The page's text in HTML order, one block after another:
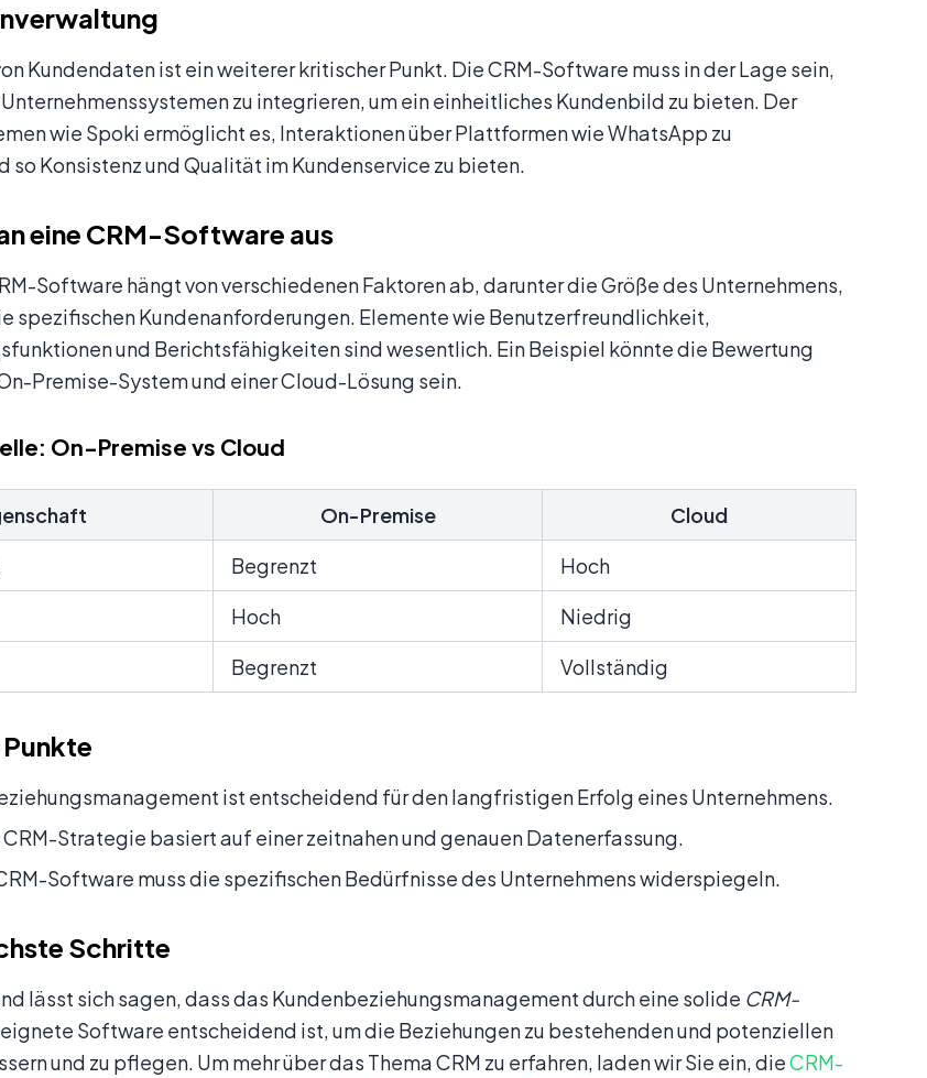
Kundendaten ist ein weiterer kritischer Punkt. Die CRM-Software muss in der Lage sein,
zu integrieren, um ein einheitliches Kundenbild zu bieten. Der
wie Spoki ermöglicht es, Interaktionen über Plattformen wie WhatsApp zu
so Konsistenz und Qualität im Kundenservice zu bieten.
eine CRM-Software aus
Software hängt von verschiedenen Faktoren ab, darunter die Größe des Unternehmens,
spezifischen Kundenanforderungen. Elemente wie Benutzerfreundlichkeit,
und Berichtsfähigkeiten sind wesentlich. Ein Beispiel könnte die Bewertung
Premise-System und einer Cloud-Lösung sein.
On-Premise vs Cloud
On-Premise
Cloud
Begrenzt
Hoch
Hoch
Niedrig
Begrenzt Vollständig
ist entscheidend für den langfristigen Erfolg eines Unternehmens.
Strategie basiert auf einer zeitnahen und genauen Datenerfassung.
Software muss die spezifischen Bedürfnisse des Unternehmens widerspiegeln.
Schritte
lässt sich sagen, dass das Kundenbeziehungsmanagement durch eine solide CRM-
Software entscheidend ist, um die Beziehungen zu bestehenden und potenziellen
und zu pflegen. Um mehr über das Thema CRM zu erfahren, laden wir Sie ein, dieCRM-